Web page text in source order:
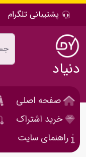
پشتیبانی تلگرام
دنیاد
صفحه اصلی
خرید اشتراک
راهنمای سایت